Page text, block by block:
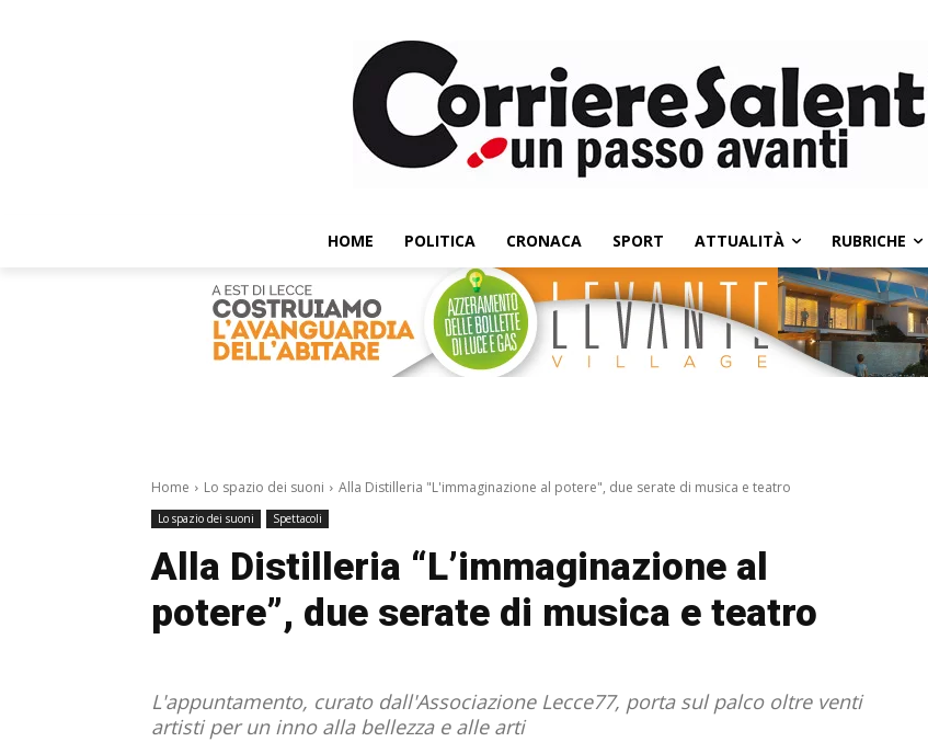
HOME POLITICA CRONACA SPORT ATTUALITÀ RUBRICHE
Home Lo spazio dei suoni Alla Distilleria "L'immaginazione al potere", due serate di musica e teatro
Lo spazio dei suoni Spettacoli
Alla Distilleria “L’immaginazione al
potere”, due serate di musica e teatro
L'appuntamento, curato dall'Associazione Lecce77, porta sul palco oltre venti
artisti per un inno alla bellezza e alle arti